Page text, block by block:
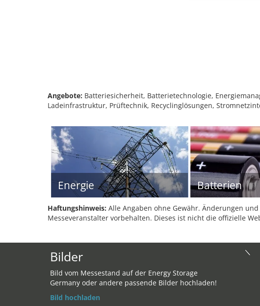
Angebote: Batteriesicherheit, Batterietechnologie,
Ladeinfrastruktur, Prüftechnik, Recyclinglösungen,
Energie Batterien
Haftungshinweis: Alle Angaben ohne Gewähr. Änderungen
Messeveranstalter vorbehalten. Dieses ist nicht die offizielle
Bilder
Bild vom Messestand auf der Energy Storage
Germany oder andere passende Bilder hochladen!
Bild hochladen